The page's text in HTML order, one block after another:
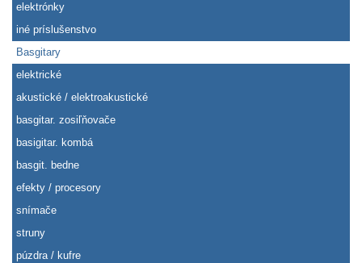
elektrónky
iné príslušenstvo
Basgitary
elektrické
akustické / elektroakustické
basgitar. zosiľňovače
basigitar. kombá
basgit. bedne
efekty / procesory
snímače
struny
púzdra / kufre